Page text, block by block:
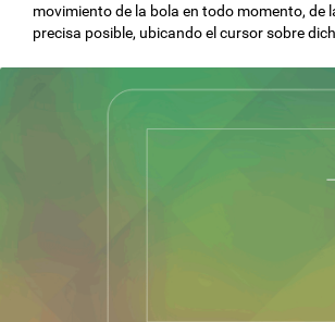
movimiento de la bola en todo momento, de
precisa posible, ubicando el cursor sobre